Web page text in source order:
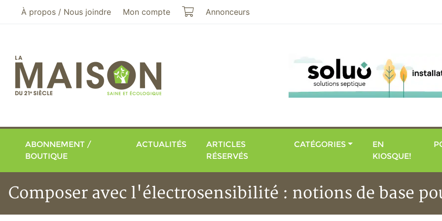
Aller au menu principal
Aller au contenu principal
À propos / Nous joindre Mon compte Mon panier
Annonceurs
ABONNEMENT /
BOUTIQUE
ACTUALITÉS
ARTICLES
RÉSERVÉS
CATÉGORIES
EN
KIOSQUE!
Composer avec l'électrosensibilité : notions de base